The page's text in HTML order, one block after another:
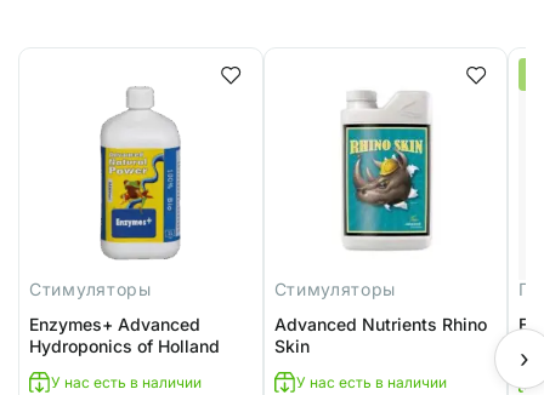
Стимуляторы
Enzymes+ Advanced
Hydroponics of Holland
У нас есть в наличии
Стимуляторы
Advanced Nutrients Rhino
Skin
У нас есть в наличии
›